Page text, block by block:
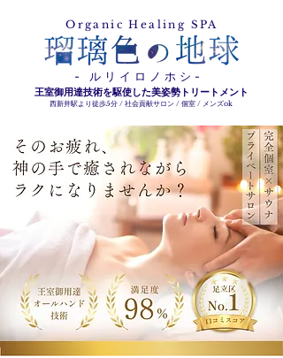
Organic Healing SPA
- ルリイロノホシ-
王室御用達技術を駆使した美姿勢トリートメント
西新井駅より徒歩5分 / 社会貢献サロン / 個室 / メンズok